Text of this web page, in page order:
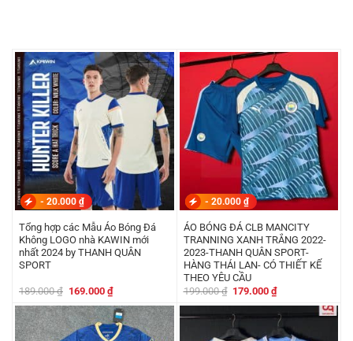
- 20.000 ₫
Tổng hợp các Mẫu Áo Bóng Đá
Không LOGO nhà KAWIN mới
nhất 2024 by THANH QUÂN
SPORT
189.000₫ Giá
là:
189.000 ₫.
169.000 ₫Giá
hiện
tại
là:
169.000 ₫.
- 20.000 ₫
ÁO BÓNG ĐÁ CLB MANCITY
TRANNING XANH TRẮNG 2022-
2023-THANH QUÂN SPORT-
HÀNG THÁI LAN- CÓ THIẾT KẾ
THEO YÊU CẦU
199.000₫ Giá
là:
199.000 ₫.
179.000₫Giá
tại
là:
179.000 ₫.